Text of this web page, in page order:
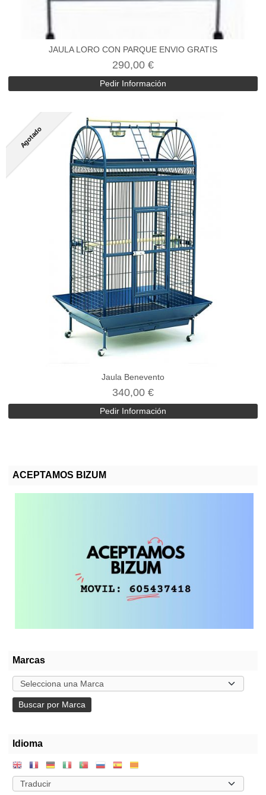
ACEPTAMOS BIZUM
Marcas
Idioma
JAULA LORO CON PARQUE ENVIO GRATIS
290,00 €
Pedir Información
Agotado
Jaula Benevento
340,00 €
Pedir Información